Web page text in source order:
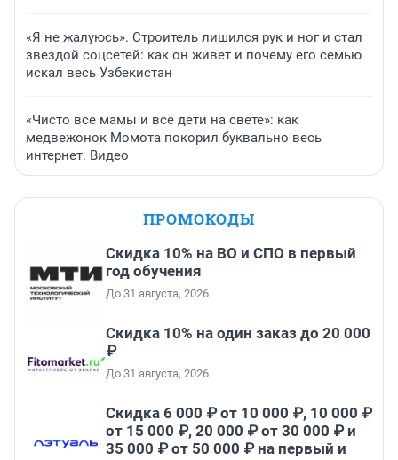
«Я не жалуюсь». Строитель лишился рук и ног и стал
звездой соцсетей: как он живет и почему его семью
искал весь Узбекистан
«Чисто все мамы и все дети на свете»: как
медвежонок Момота покорил буквально весь
интернет. Видео
ПРОМОКОДЫ
Скидка 10% на ВО и СПО в первый
год обучения
До 31 августа, 2026
Скидка 10% на один заказ до 20 000
₽
До 31 августа, 2026
Скидка 6 000 ₽ от 10 000 ₽, 10 000 ₽
от 15 000 ₽, 20 000 ₽ от 30 000 ₽ и
35 000 ₽ от 50 000 ₽ на первый и